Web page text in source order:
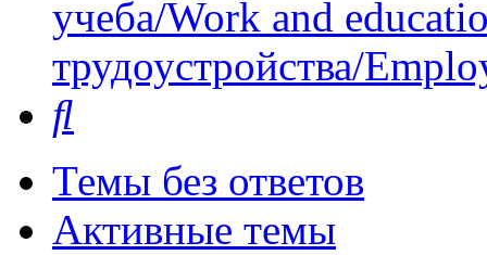
учеба/Work and
трудоустройства/
Темы без ответов
Активные темы